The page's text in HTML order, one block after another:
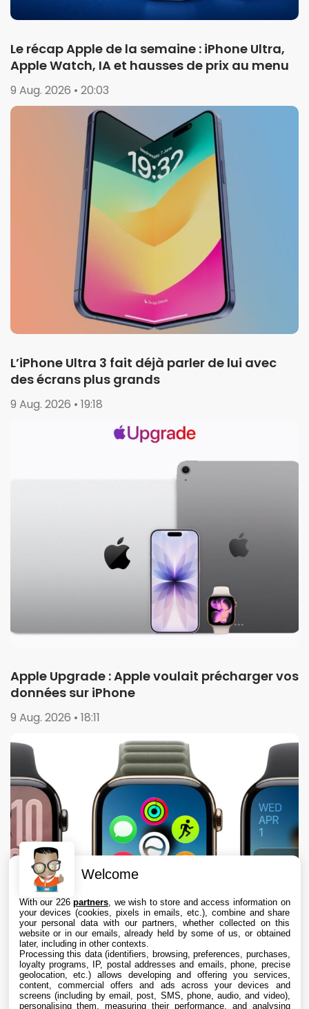
Le récap Apple de la semaine : iPhone Ultra,
Apple Watch, IA et hausses de prix au menu
9 Aug. 2026 • 20:03
L’iPhone Ultra 3 fait déjà parler de lui avec
des écrans plus grands
9 Aug. 2026 • 19:18
Apple Upgrade : Apple voulait précharger vos
données sur iPhone
9 Aug. 2026 • 18:11
Apple envisage une refonte radicale de
Welcome
With our 226partners , we wish to store and access information on
your devices (cookies, pixels in emails, etc.), combine and share
your personal data with our partners, whether collected on this
website or in our emails, already held by some of us, or obtained
later, including in other contexts.
Processing this data (identifiers, browsing, preferences, purchases,
loyalty programs, IP, postal addresses and emails, phone, precise
geolocation, etc.) allows developing and offering you services,
content, commercial offers and ads across your devices and
screens (including by email, post, SMS, phone, audio, and video),
personalising them, measuring their performance, and analysing